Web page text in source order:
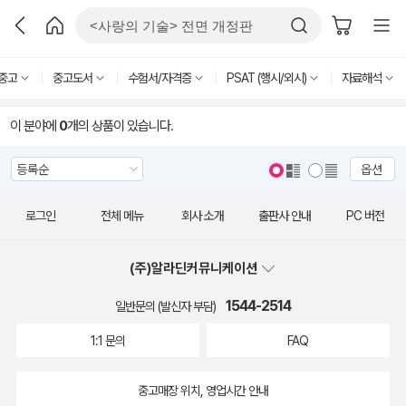
고 중고도서 수험서/자격증 PSAT (행시/외시) 자료해석
이 분야에 0개의 상품이 있습니다.
옵션
로그인 전체 메뉴 회사 소개 출판사 안내 PC 버전
(주)알라딘커뮤니케이션
일반문의 (발신자 부담) 1544-2514
1:1 문의 FAQ
중고매장 위치, 영업시간 안내